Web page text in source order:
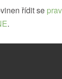
řídit se
.